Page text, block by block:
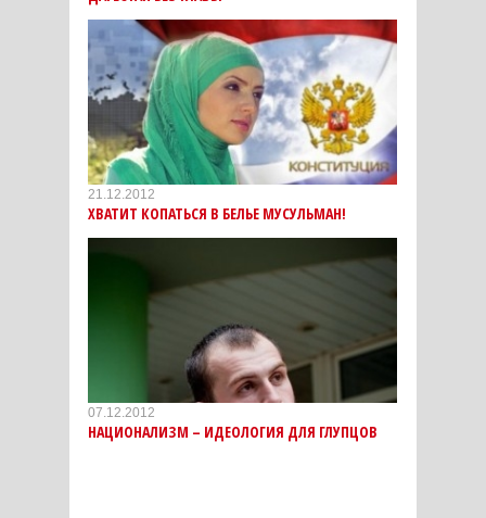
21.12.2012
ХВАТИТ КОПАТЬСЯ В БЕЛЬЕ МУСУЛЬМАН!
07.12.2012
НАЦИОНАЛИЗМ – ИДЕОЛОГИЯ ДЛЯ ГЛУПЦОВ